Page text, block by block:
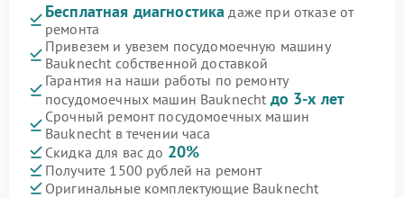
Бесплатная диагностика даже при отказе от
ремонта
Привезем и увезем посудомоечную машину
Bauknecht собственной доставкой
Гарантия на наши работы по ремонту
посудомоечных машин Bauknecht до 3-х лет
Срочный ремонт посудомоечных машин
Bauknecht в течении часа
Скидка для вас до 20%
Получите 1500 рублей на ремонт
Оригинальные комплектующие Bauknecht